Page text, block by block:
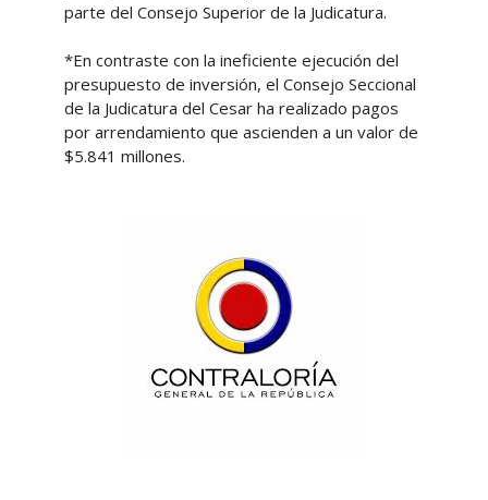
parte del Consejo Superior de la Judicatura.
*En contraste con la ineficiente ejecución del
presupuesto de inversión, el Consejo Seccional
de la Judicatura del Cesar ha realizado pagos
por arrendamiento que ascienden a un valor de
$5.841 millones.